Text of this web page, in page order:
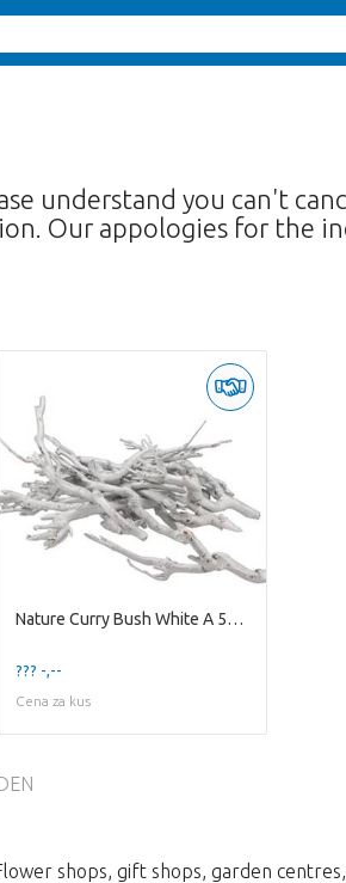
understand you can't
Our appologies for the
Nature Curry Bush White A 500 Gram
??? -,--
Cena za kus
shops, gift shops, garden